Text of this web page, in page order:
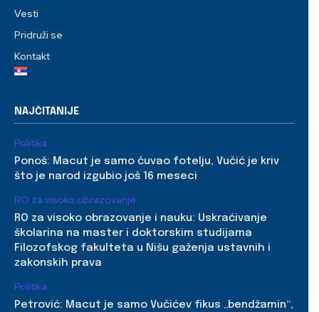
Vesti
Pridruži se
Kontakt
NAJČITANIJE
Politika
Ponoš: Macut je samo čuvao fotelju, Vučić je kriv
što je narod izgubio još 16 meseci
RO za visoko obrazovanje
RO za visoko obrazovanje i nauku: Uskraćivanje
školarina na master i doktorskim studijama
Filozofskog fakulteta u Nišu gaženja ustavnih i
zakonskih prava
Politika
Petrović: Macut je samo Vučićev fikus „bendžamin“,